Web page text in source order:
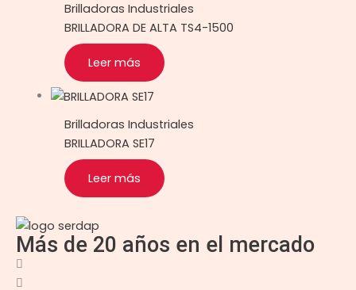
Brilladoras Industriales
BRILLADORA DE ALTA TS4-1500
Leer más
Brilladoras Industriales
BRILLADORA SE17
Leer más
Más de 20 años en el mercado